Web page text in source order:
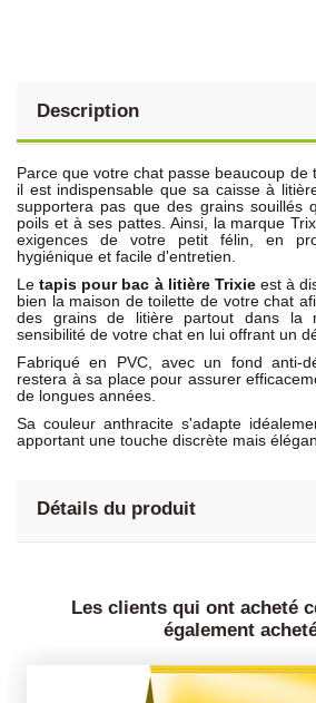
Description
Parce que votre chat passe beaucoup de
il est indispensable que sa caisse à
supportera pas que des grains souillés
poils et à ses pattes. Ainsi, la marque
exigences de votre petit félin, en
hygiénique et facile d'entretien.
Le tapis pour bac à litière Trixieest à
bien la maison de toilette de votre chat
des grains de litière partout dans la
sensibilité de votre chat en lui offrant un
Fabriqué en PVC, avec un fond anti-
restera à sa place pour assurer
de longues années.
Sa couleur anthracite s'adapte
apportant une touche discrète mais
Détails du produit
Les clients qui ont acheté
également